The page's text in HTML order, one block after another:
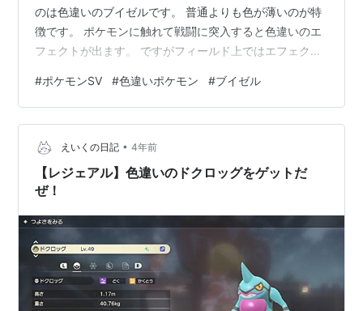
のは色違いのブイゼルです。 普通よりも色が薄いのが特
徴です。 ポケモンに触れて戦闘に突入すると色違いのエ
フェクトが出ます。 ですがフィールド上ではエフェクト
やすいようにして欲しかったです。 blog.eiku39.netちな
みにヒスイ地方で最初に出会った色違いポケモンもブイ
ゼルでした。
#ポケモンSV #色違いポケモン #ブイゼル
えいくの日記 • 4年前
【レジェアル】色違いのドクロッグをゲットだ
ぜ！